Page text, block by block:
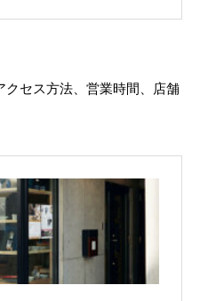
セス方法、営業時間、店舗